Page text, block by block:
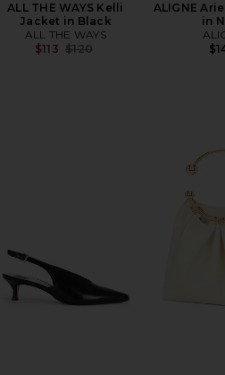
ALL THE WAYS Kelli
Jacket in Black
ALL THE WAYS
$113 Previous price:
$120
ALIGNE
in